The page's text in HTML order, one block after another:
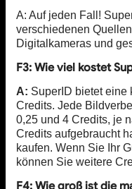
A: Auf jeden Fall!
verschiedenen
Digitalkameras und
F3: Wie viel kostet
A: SuperID bietet eine
Credits. Jede
0,25 und 4 Credits, je
Credits aufgebraucht
kaufen. Wenn Sie Ihr
können Sie weitere